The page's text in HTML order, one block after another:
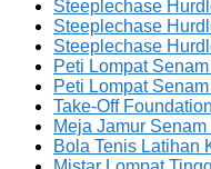
Steeplechase
Steeplechase
Steeplechase
Peti Lompat
Peti Lompat
Take-Off
Meja Jamur Senam
Bola Tenis Latihan